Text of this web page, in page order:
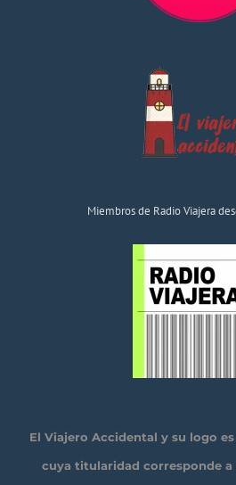
Miembros de Radio Viajera
El Viajero Accidental y su logo
cuya titularidad corresponde a